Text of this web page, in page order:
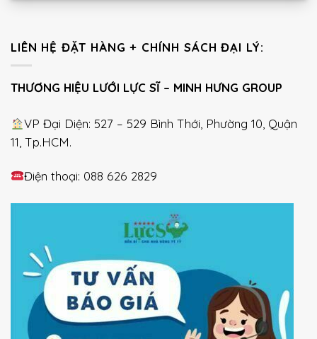
LIÊN HỆ ĐẶT HÀNG + CHÍNH SÁCH ĐẠI LÝ:
THƯƠNG HIỆU LƯỚI LỰC SĨ – MINH HƯNG GROUP
VP Đại Diện: 527 – 529 Bình Thới, Phường 10, Quận
11, Tp.HCM.
Điện thoại: 088 626 2829